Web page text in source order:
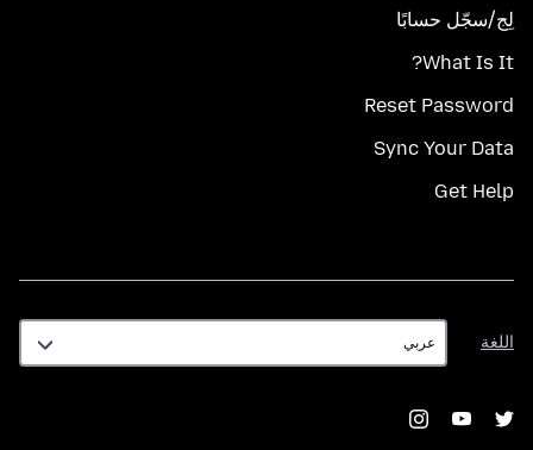
لِج/سجّل حسابًا
What Is It?
Reset Password
Sync Your Data
Get Help
اللغة
اللغة